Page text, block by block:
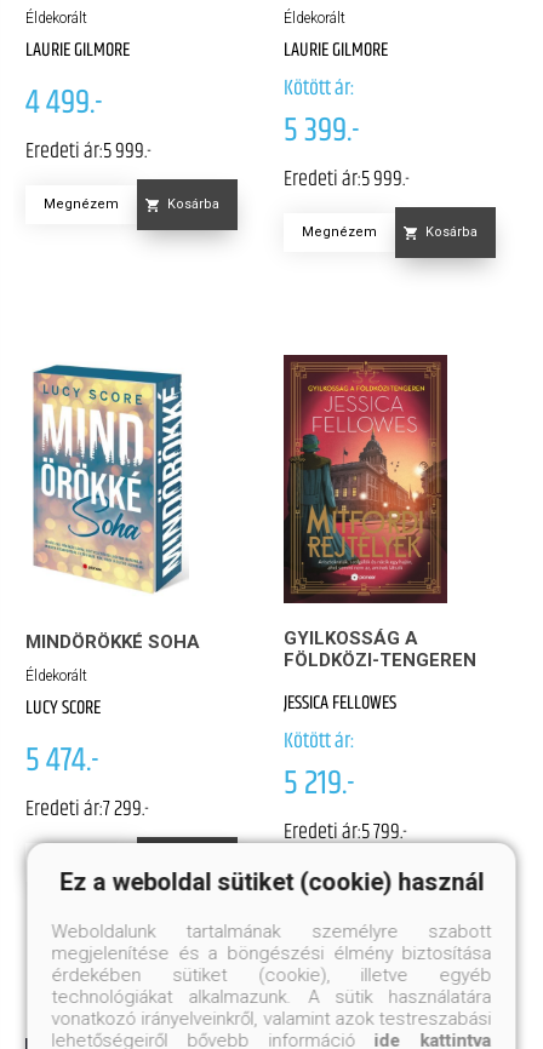
Éldekorált
LAURIE GILMORE
4 499.-
Eredeti ár:5 999.-
Megnézem Kosárba
Éldekorált
LAURIE GILMORE
Kötött ár:
5 399.-
Eredeti ár:5 999.-
Megnézem Kosárba
MINDÖRÖKKÉ SOHA
Éldekorált
LUCY SCORE
5 474.-
Eredeti ár:7 299.-
GYILKOSSÁG A
FÖLDKÖZI-TENGEREN
JESSICA FELLOWES
Kötött ár:
5 219.-
Eredeti ár:5 799.-
Megnézem Kosárba
Ez a weboldal sütiket (cookie) használ
Weboldalunk tartalmának személyre szabott
megjelenítése és a böngészési élmény biztosítása
érdekében sütiket (cookie), illetve egyéb
technológiákat alkalmazunk. A sütik használatára
vonatkozó irányelveinkről, valamint azok testreszabási
lehetőségeiről bővebb információ ide kattintva